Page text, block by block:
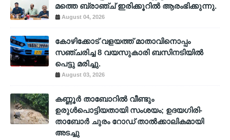
മത്തെ ബ്രാഞ്ച് ഇരിക്കൂറിൽ ആരംഭിക്കുന്നു.
August 04, 2026
കോഴിക്കോട് വളയത്ത് മാതാവിനൊപ്പം
സഞ്ചരിച്ച 8 വയസുകാരി ബസിനടിയിൽ
പെട്ടു മരിച്ചു.
August 03, 2026
കണ്ണൂർ താബോറിൽ വീണ്ടും
ഉരുൾപൊട്ടിയതായി സംശയം; ഉദയഗിരി-
താബോർ ചുരം റോഡ് താൽക്കാലികമായി
അടച്ചു